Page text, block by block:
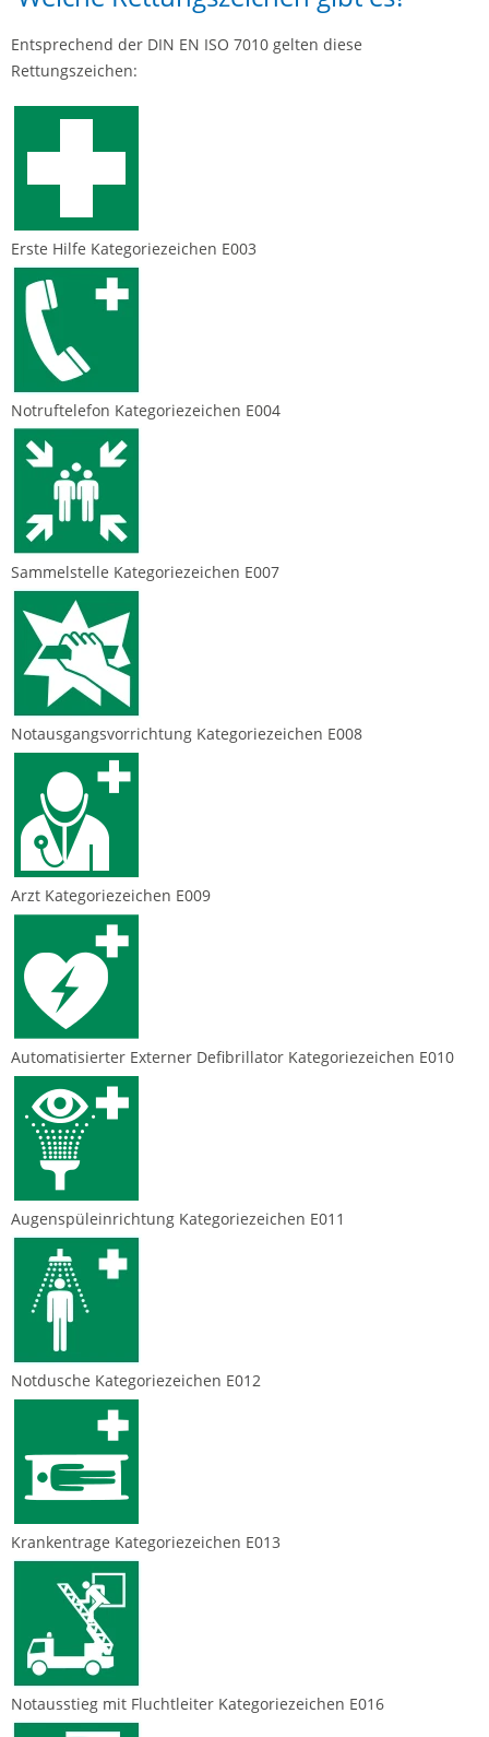
Entsprechend der DIN EN ISO 7010 gelten diese
Rettungszeichen:
Erste Hilfe Kategoriezeichen E003
Notruftelefon Kategoriezeichen E004
Sammelstelle Kategoriezeichen E007
Notausgangsvorrichtung Kategoriezeichen E008
Arzt Kategoriezeichen E009
Automatisierter Externer Defibrillator Kategoriezeichen E010
Augenspüleinrichtung Kategoriezeichen E011
Notdusche Kategoriezeichen E012
Krankentrage Kategoriezeichen E013
Notausstieg mit Fluchtleiter Kategoriezeichen E016